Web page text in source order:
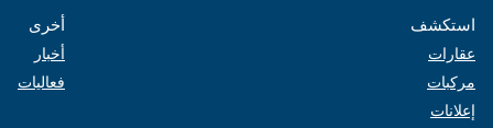
استكشف
عقارات
مركبات
إعلانات
أخرى
أخبار
فعاليات